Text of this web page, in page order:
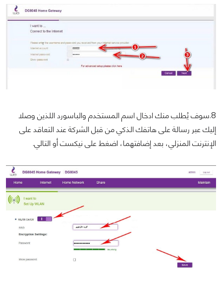
8.سوف يُطلب منك ادخال اسم المستخدم والباسورد اللذين وصلا
إليك عبر رسالة على هاتفك الذكي من قبل الشركة عند التعاقد على
الإنترنت المنزلي، بعد إضافتهما، اضغط على نيكست أو التالي.